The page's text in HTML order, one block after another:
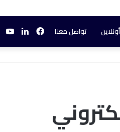
تواصل معنا لينكدإنفيسبوك